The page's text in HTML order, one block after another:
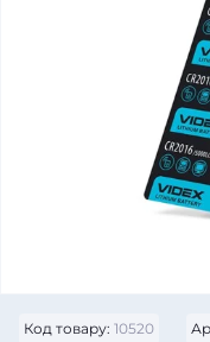
Код товару: 10520